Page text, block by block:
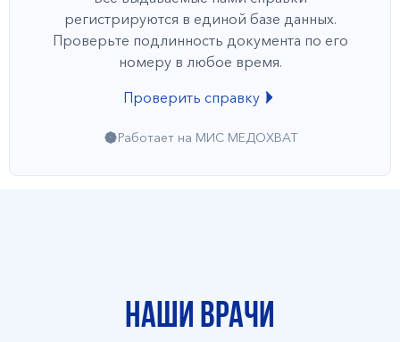
регистрируются в единой базе данных.
Проверьте подлинность документа по его
номеру в любое время.
Проверить справку
Работает на МИС МЕДОХВАТ
Наши врачи